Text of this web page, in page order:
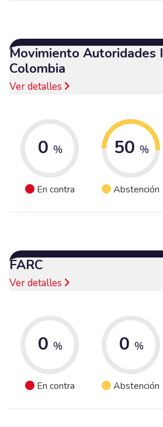
Movimiento Autoridades
Colombia
Ver detalles
0 %
En contra
50 %
Abstención
FARC
Ver detalles
0 %
En contra
0 %
Abstención